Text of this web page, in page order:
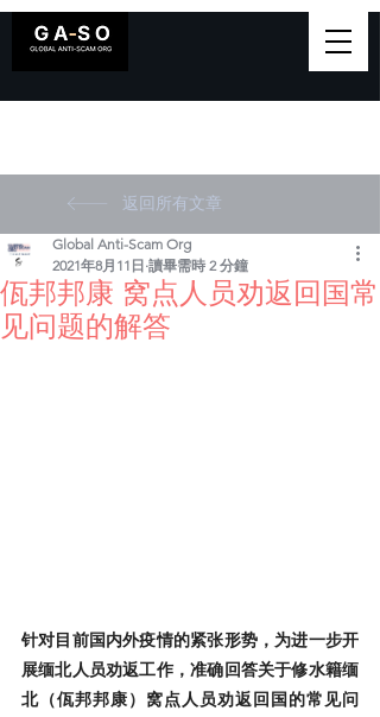
返回所有文章
佤邦邦康 窝点人员劝返回国常
见问题的解答
Global Anti-Scam Org
2021年8月11日 讀畢需時 2 分鐘
针对目前国内外疫情的紧张形势，为进一步开
展缅北人员劝返工作，准确回答关于修水籍缅
北（佤邦邦康）窝点人员劝返回国的常见问